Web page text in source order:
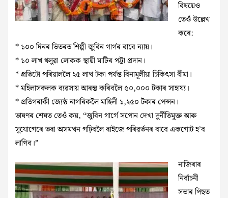
বিষয়েও
তেওঁ উল্লেখ
কৰে:
* ১০০ দিনৰ ভিতৰত শিল্পী জুবিন গাৰ্গৰ বাবে ন্যায়।
* ১০ লাখ থলুৱা লোকক স্থায়ী মাটিৰ পট্টা প্ৰদান।
* প্ৰতিটো পৰিয়াললৈ ২৫ লাখ টকা পৰ্যন্ত বিনামূলীয়া চিকিৎসা বীমা।
* মহিলাসকলক ব্যৱসায় আৰম্ভ কৰিবলৈ ৫০,০০০ টকাৰ সাহায্য।
* প্ৰতিগৰাকী জ্যেষ্ঠ নাগৰিকলৈ মাহিলী ১,২৫০ টকাৰ পেন্সন।
ভাষণৰ শেষত তেওঁ কয়, “জুবিন গাৰ্গে সপোন দেখা দুৰ্নীতিমুক্ত আৰু
সুযোগেৰে ভৰা অসমখন গঢ়িবলৈ ৰাইজে পৰিৱৰ্তনৰ বাবে একগোট হ’ব
লাগিব।”
নাজিৰাৰ
নিৰ্বাচনী
সভাৰ পিছত